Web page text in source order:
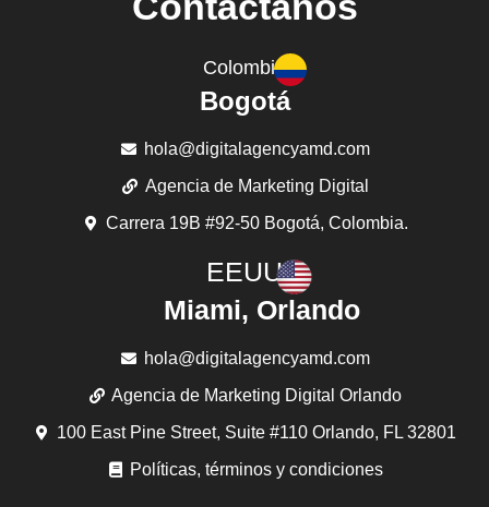
Colombia
Bogotá
hola@digitalagencyamd.com
Agencia de Marketing Digital
Carrera 19B #92-50 Bogotá, Colombia.
EEUU
Miami, Orlando
hola@digitalagencyamd.com
Agencia de Marketing Digital Orlando
100 East Pine Street, Suite #110 Orlando, FL 32801
Políticas, términos y condiciones